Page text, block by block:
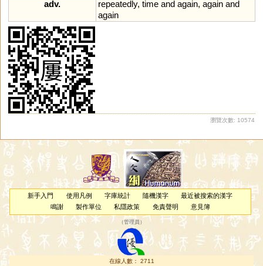
adv.
repeatedly, time and again, again and
again
瀏覽次數: 10574
新手入門 使用凡例 字庫統計 隨機漢字
最近被搜索的漢字
鳴謝
製作單位 私隱政策 免責聲明 意見簿
（管理員 ）
在線人數： 2711